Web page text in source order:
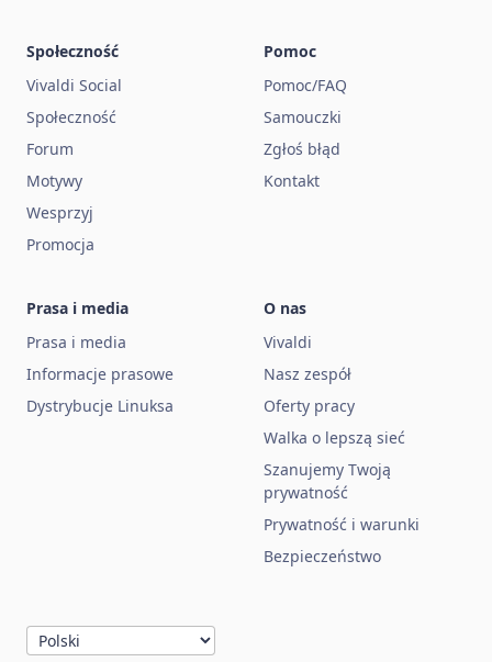
Społeczność
Vivaldi Social
Społeczność
Forum
Motywy
Wesprzyj
Promocja
Pomoc
Pomoc/FAQ
Samouczki
Zgłoś błąd
Kontakt
Prasa i media
Prasa i media
Informacje prasowe
Dystrybucje Linuksa
O nas
Vivaldi
Nasz zespół
Oferty pracy
Walka o lepszą sieć
Szanujemy Twoją
prywatność
Prywatność i warunki
Bezpieczeństwo